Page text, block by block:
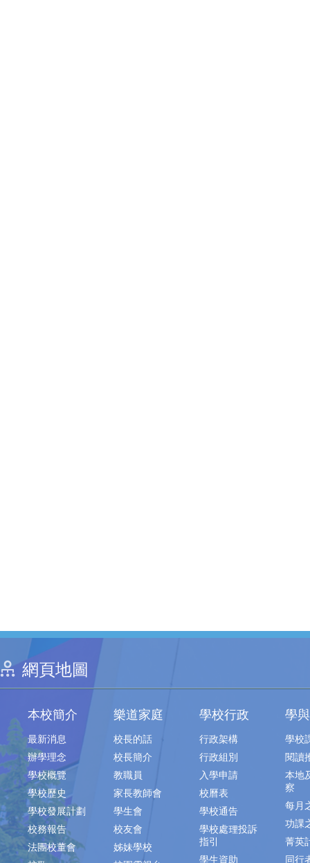
網頁地圖
本校簡介
最新消息
辦學理念
學校概覽
學校歷史
學校發展計劃
校務報告
法團校董會
樂道家庭
校長的話
校長簡介
教職員
家長教師會
學生會
校友會
姊妹學校
學校行政
行政架構
行政組別
入學申請
校曆表
學校通告
學校處理投訴
指引
學生資助
學
學校
閱讀
本地
察
每月
功課
菁英
同行